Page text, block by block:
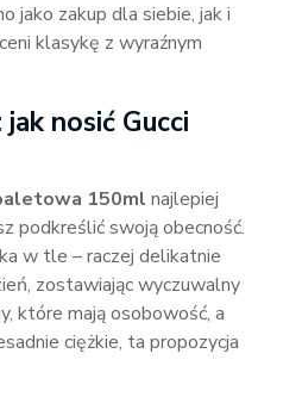
jako zakup dla siebie, jak i
klasykę z wyraźnym
nosić Gucci
150ml najlepiej
podkreślić swoją obecność.
w tle – raczej delikatnie
zostawiając wyczuwalny
które mają osobowość, a
ciężkie, ta propozycja